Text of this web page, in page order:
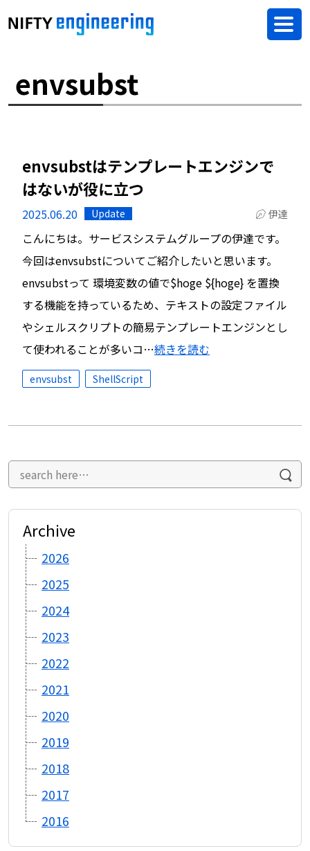
envsubst
envsubstはテンプレートエンジンで
はないが役に立つ
2025.06.20 Update 伊達
こんにちは。サービスシステムグループの伊達です。
今回はenvsubstについてご紹介したいと思います。
envsubstって 環境変数の値で$hoge ${hoge} を置換
する機能を持っているため、テキストの設定ファイル
やシェルスクリプトの簡易テンプレートエンジンとし
て使われることが多いコ…続きを読む
envsubst ShellScript
Archive
2026
2025
2024
2023
2022
2021
2020
2019
2018
2017
2016